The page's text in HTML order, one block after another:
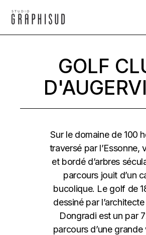
the
GOLF
Sur le domaine de 100
traversé par l’Essonne,
et bordé d’arbres
parcours jouit d’un
bucolique. Le golf de
dessiné par
Dongradi est un par
parcours d’une grande